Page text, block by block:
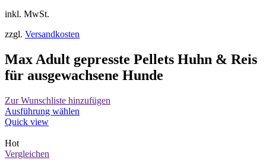
inkl. MwSt.
zzgl. Versandkosten
Max Adult gepresste Pellets Huhn & Reis
für ausgewachsene Hunde
Zur Wunschliste hinzufügen
Ausführung wählen
Quick view
Hot
Vergleichen